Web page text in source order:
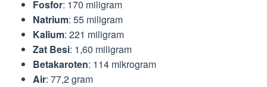
Fosfor: 170 miligram
Natrium: 55 miligram
Kalium: 221 miligram
Zat Besi: 1,60 miligram
Betakaroten: 114 mikrogram
Air: 77,2 gram